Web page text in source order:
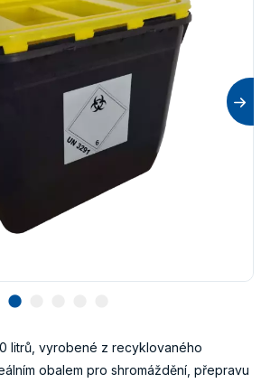
lens
litrů, vyrobené z recyklovaného
obalem pro shromáždění, přepravu